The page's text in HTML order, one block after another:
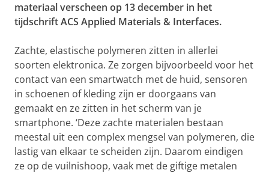
materiaal verscheen op 13 december in het
tijdschrift ACS Applied Materials & Interfaces.
Zachte, elastische polymeren zitten in allerlei
soorten elektronica. Ze zorgen bijvoorbeeld voor het
contact van een smartwatch met de huid, sensoren
in schoenen of kleding zijn er doorgaans van
gemaakt en ze zitten in het scherm van je
smartphone. ‘Deze zachte materialen bestaan
meestal uit een complex mengsel van polymeren, die
lastig van elkaar te scheiden zijn. Daarom eindigen
ze op de vuilnishoop, vaak met de giftige metalen